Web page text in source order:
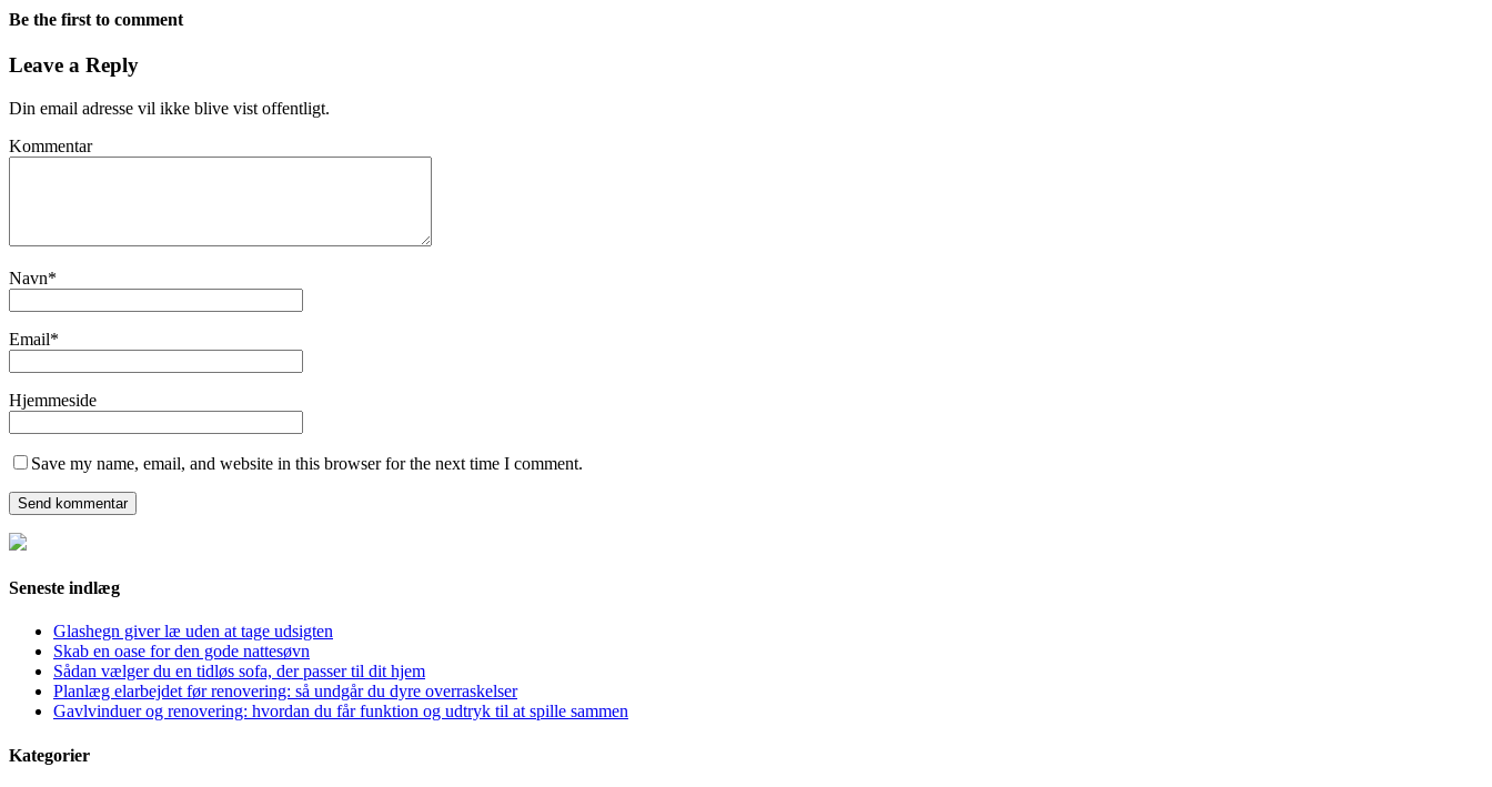
Be the first to comment
Leave a Reply
Din email adresse vil ikke blive vist offentligt.
Kommentar
Navn*
Email*
Hjemmeside
Save my name, email, and website in this browser for the next time I comment.
Seneste indlæg
Glashegn giver læ uden at tage udsigten
Skab en oase for den gode nattesøvn
Sådan vælger du en tidløs sofa, der passer til dit hjem
Planlæg elarbejdet før renovering: så undgår du dyre overraskelser
Gavlvinduer og renovering: hvordan du får funktion og udtryk til at spille sammen
Kategorier